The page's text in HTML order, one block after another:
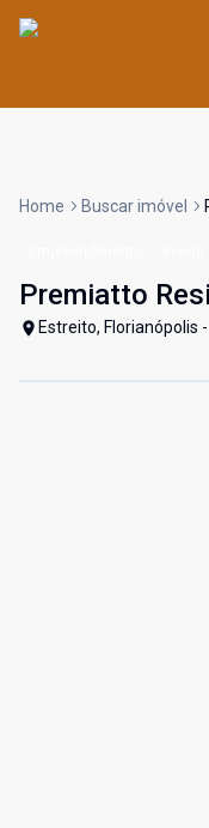
Home Buscar imóvel
Premiatto
Estreito, Florianópolis